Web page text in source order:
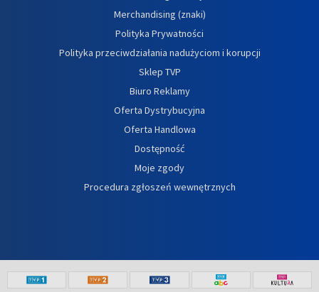
Merchandising (znaki)
Polityka Prywatności
Polityka przeciwdziałania nadużyciom i korupcji
Sklep TVP
Biuro Reklamy
Oferta Dystrybucyjna
Oferta Handlowa
Dostępność
Moje zgody
Procedura zgłoszeń wewnętrznych